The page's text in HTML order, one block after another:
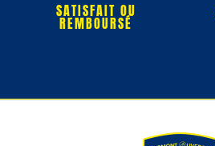
SATISFAIT OU
REMBOURSÉ